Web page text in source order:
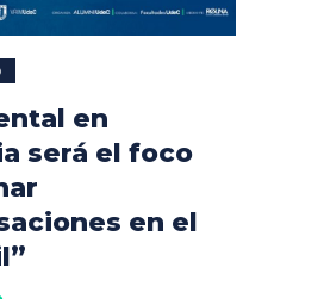
en
será el foco
en el